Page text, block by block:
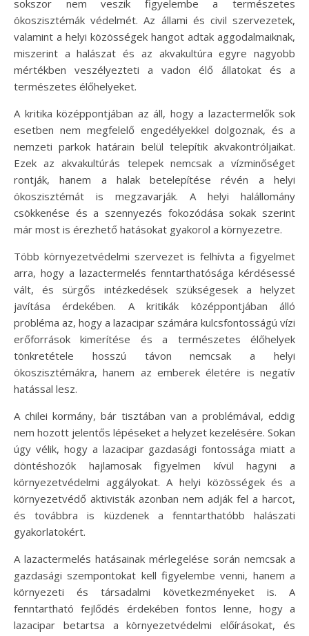
sokszor nem veszik figyelembe a természetes
ökoszisztémák védelmét. Az állami és civil szervezetek,
valamint a helyi közösségek hangot adtak aggodalmaiknak,
miszerint a halászat és az akvakultúra egyre nagyobb
mértékben veszélyezteti a vadon élő állatokat és a
természetes élőhelyeket.
A kritika középpontjában az áll, hogy a lazactermelők sok
esetben nem megfelelő engedélyekkel dolgoznak, és a
nemzeti parkok határain belül telepítik akvakontróljaikat.
Ezek az akvakultúrás telepek nemcsak a vízminőséget
rontják, hanem a halak betelepítése révén a helyi
ökoszisztémát is megzavarják. A helyi halállomány
csökkenése és a szennyezés fokozódása sokak szerint
már most is érezhető hatásokat gyakorol a környezetre.
Több környezetvédelmi szervezet is felhívta a figyelmet
arra, hogy a lazactermelés fenntarthatósága kérdésessé
vált, és sürgős intézkedések szükségesek a helyzet
javítása érdekében. A kritikák középpontjában álló
probléma az, hogy a lazacipar számára kulcsfontosságú vízi
erőforrások kimerítése és a természetes élőhelyek
tönkretétele hosszú távon nemcsak a helyi
ökoszisztémákra, hanem az emberek életére is negatív
hatással lesz.
A chilei kormány, bár tisztában van a problémával, eddig
nem hozott jelentős lépéseket a helyzet kezelésére. Sokan
úgy vélik, hogy a lazacipar gazdasági fontossága miatt a
döntéshozók hajlamosak figyelmen kívül hagyni a
környezetvédelmi aggályokat. A helyi közösségek és a
környezetvédő aktivisták azonban nem adják fel a harcot,
és továbbra is küzdenek a fenntarthatóbb halászati
gyakorlatokért.
A lazactermelés hatásainak mérlegelése során nemcsak a
gazdasági szempontokat kell figyelembe venni, hanem a
környezeti és társadalmi következményeket is. A
fenntartható fejlődés érdekében fontos lenne, hogy a
lazacipar betartsa a környezetvédelmi előírásokat, és